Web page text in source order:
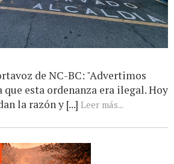
de NC-BC: "Advertimos
esta ordenanza era ilegal. Hoy
la razón y [...] Leer más...